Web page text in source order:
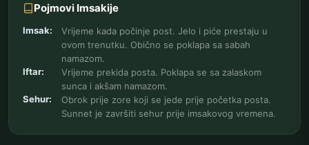
Pojmovi Imsakije
Imsak:
Vrijeme kada počinje post. Jelo i piće prestaju u
ovom trenutku. Obično se poklapa sa sabah
namazom.
Iftar:
Vrijeme prekida posta. Poklapa se sa zalaskom
sunca i akšam namazom.
Sehur:
Obrok prije zore koji se jede prije početka posta.
Sunnet je završiti sehur prije imsakovog vremena.